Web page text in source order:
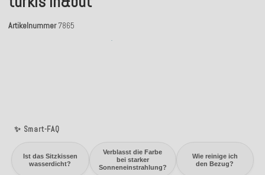
✨ Smart-FAQ
Ist das Sitzkissen
wasserdicht?
Verblasst die Farbe
bei starker
Sonneneinstrahlung?
Wie reinige ich
den Bezug?
Artikelnummer 7865